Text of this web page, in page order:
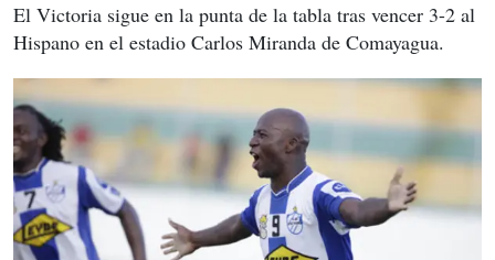
El Victoria sigue en la punta de la tabla tras vencer 3-2 al
Hispano en el estadio Carlos Miranda de Comayagua.